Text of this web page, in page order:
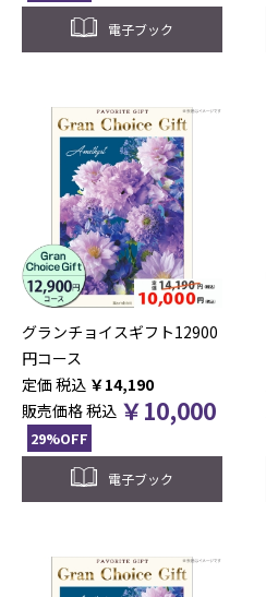
電子ブック
グランチョイスギフト12900
円コース
税込 ￥14,190
販売価格税込 ￥10,000
29%OFF
電子ブック